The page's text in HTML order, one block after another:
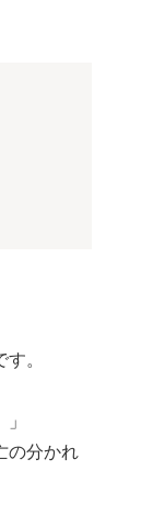
。
の分かれ